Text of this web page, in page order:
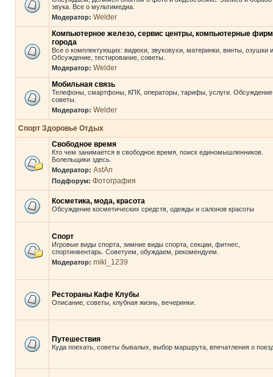
звука. Все о мультимедиа.
Модератор: Welder
Компьютерное железо, сервис центры, компьютерные
города
Все о комплектующих: видюхи, звуковухи, материнки, винты, озушки
Обсуждение, тестирование, советы.
Модератор: Welder
Мобильная связь
Телефоны, смартфоны, КПК, операторы, тарифы, услуги.
советы.
Модератор: Welder
Спорт Здоровье Отдых
Свободное время
Кто чем занимается в свободное время, поиск единомышленников.
Болельщики здесь.
Модератор: AstAn
Подфорум: Фотография
Косметика, мода, красота
Обсуждение косметических средств, одежды и салонов красоты
Спорт
Игровые виды спорта, зимние виды спорта, секции, фитнес,
спортинвентарь. Советуем, обуждаем, рекомендуем.
Модератор: mikl_1239
Рестораны Кафе Клубы
Описание, советы, клубная жизнь, вечеринки.
Путешествия
Куда поехать, советы бывалых, выбор маршрута, впечатления о